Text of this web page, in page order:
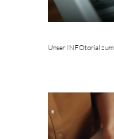
Unser INFOtorial